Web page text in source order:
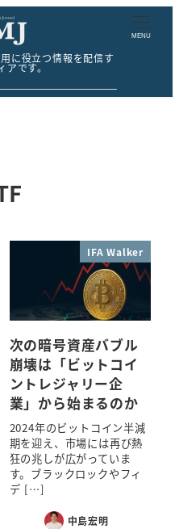
に役立つ情報を配信す
アです。
MENU
IFA Walker
次の暗号資産バブル
崩壊は「ビットコイ
ントレジャリー企
業」から始まるのか
2024年のビットコイン半減
期を迎え、市場には再び熱
狂の兆しが広がっていま
す。ブラックロックやフィ
デ […]
中島宏明